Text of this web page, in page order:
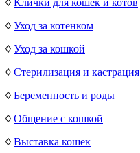
◊ Клички для кошек и котов
◊ Уход за котенком
◊ Уход за кошкой
◊ Стерилизация и кастрация
◊ Беременность и роды
◊ Общение с кошкой
◊ Выставка кошек